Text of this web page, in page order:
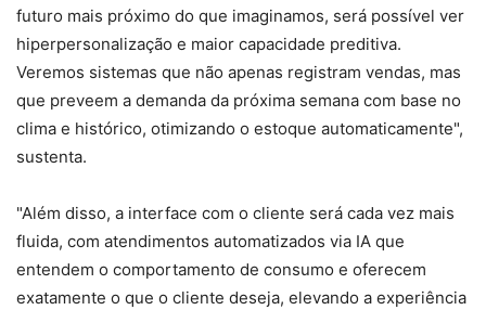
futuro mais próximo do que imaginamos, será possível ver
hiperpersonalização e maior capacidade preditiva.
Veremos sistemas que não apenas registram vendas, mas
que preveem a demanda da próxima semana com base no
clima e histórico, otimizando o estoque automaticamente",
sustenta.
"Além disso, a interface com o cliente será cada vez mais
fluida, com atendimentos automatizados via IA que
entendem o comportamento de consumo e oferecem
exatamente o que o cliente deseja, elevando a experiência